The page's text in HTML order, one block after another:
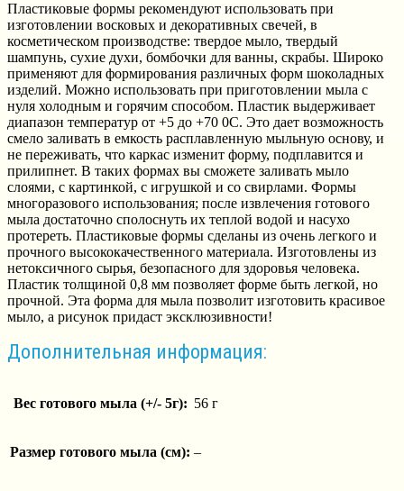
Пластиковые формы рекомендуют использовать при
изготовлении восковых и декоративных свечей, в
косметическом производстве: твердое мыло, твердый
шампунь, сухие духи, бомбочки для ванны, скрабы. Широко
применяют для формирования различных форм шоколадных
изделий. Можно использовать при приготовлении мыла с
нуля холодным и горячим способом. Пластик выдерживает
диапазон температур от +5 до +70 0С. Это дает возможность
смело заливать в емкость расплавленную мыльную основу, и
не переживать, что каркас изменит форму, подплавится и
прилипнет. В таких формах вы сможете заливать мыло
слоями, с картинкой, с игрушкой и со свирлами. Формы
многоразового использования; после извлечения готового
мыла достаточно сполоснуть их теплой водой и насухо
протереть. Пластиковые формы сделаны из очень легкого и
прочного высококачественного материала. Изготовлены из
нетоксичного сырья, безопасного для здоровья человека.
Пластик толщиной 0,8 мм позволяет форме быть легкой, но
прочной. Эта форма для мыла позволит изготовить красивое
мыло, а рисунок придаст эксклюзивности!
Дополнительная информация:
Вес готового мыла (+/- 5г): 56 г
Размер готового мыла (см): –